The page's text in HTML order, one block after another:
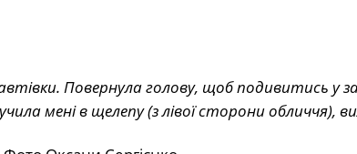
Повернула голову, щоб подивитись у
мені в щелепу (з лівої сторони обличчя),